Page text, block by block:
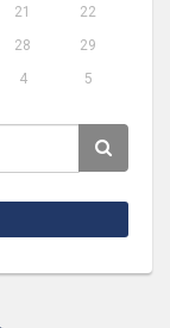
21
22
28
29
4 5